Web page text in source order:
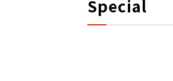
Special